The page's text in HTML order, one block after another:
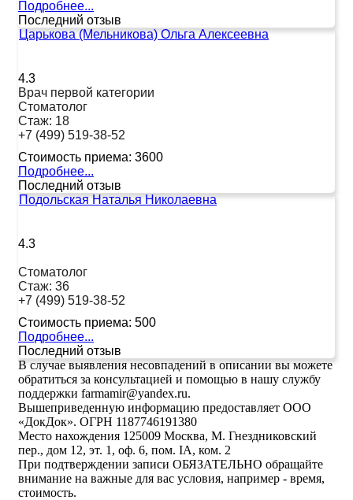
Подробнее...
Последний отзыв
Царькова (Мельникова) Ольга Алексеевна
4.3
Врач первой категории
Стоматолог
Стаж: 18
+7 (499) 519-38-52
Стоимость приема: 3600
Подробнее...
Последний отзыв
Подольская Наталья Николаевна
4.3
Стоматолог
Стаж: 36
+7 (499) 519-38-52
Стоимость приема: 500
Подробнее...
Последний отзыв
В случае выявления несовпадений в описании вы можете
обратиться за консультацией и помощью в нашу службу
поддержки farmamir@yandex.ru.
Вышеприведенную информацию предоставляет ООО
«ДокДок». ОГРН 1187746191380
Место нахождения 125009 Москва, М. Гнездниковский
пер., дом 12, эт. 1, оф. 6, пом. IA, ком. 2
При подтверждении записи ОБЯЗАТЕЛЬНО обращайте
внимание на важные для вас условия, например - время,
стоимость.